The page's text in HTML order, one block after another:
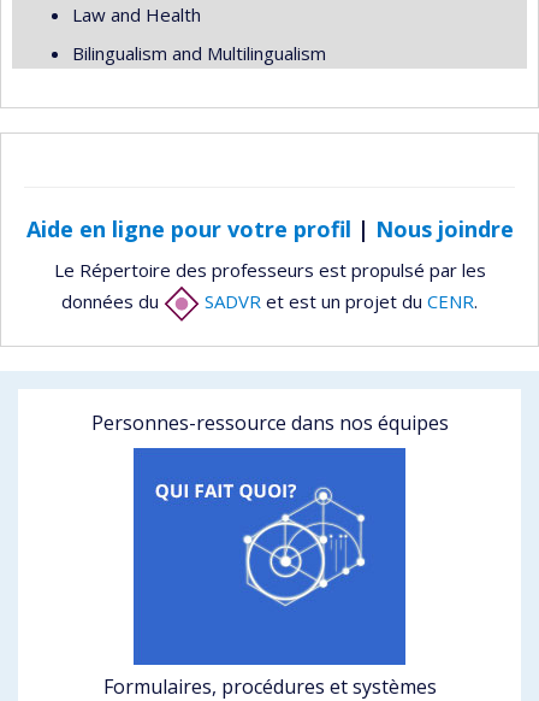
Law and Health
Bilingualism and Multilingualism
Aide en ligne pour votre profil | Nous joindre
Le Répertoire des professeurs est propulsé par les
données du
SADVR et est un projet du CENR.
Personnes-ressource dans nos équipes
Formulaires, procédures et systèmes